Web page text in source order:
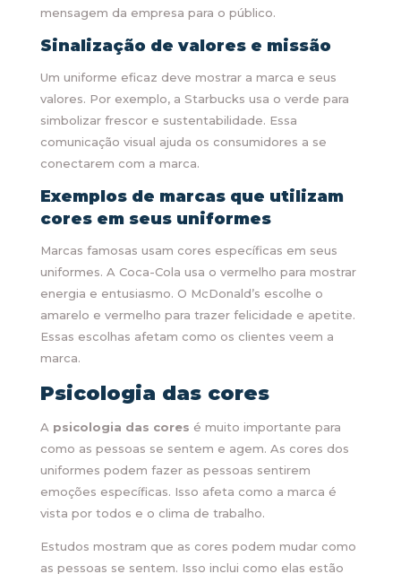
mensagem da empresa para o público.
Sinalização de valores e missão
Um uniforme eficaz deve mostrar a marca e seus
valores. Por exemplo, a Starbucks usa o verde para
simbolizar frescor e sustentabilidade. Essa
comunicação visual ajuda os consumidores a se
conectarem com a marca.
Exemplos de marcas que utilizam
cores em seus uniformes
Marcas famosas usam cores específicas em seus
uniformes. A Coca-Cola usa o vermelho para mostrar
energia e entusiasmo. O McDonald’s escolhe o
amarelo e vermelho para trazer felicidade e apetite.
Essas escolhas afetam como os clientes veem a
marca.
Psicologia das cores
A psicologia das cores é muito importante para
como as pessoas se sentem e agem. As cores dos
uniformes podem fazer as pessoas sentirem
emoções específicas. Isso afeta como a marca é
vista por todos e o clima de trabalho.
Estudos mostram que as cores podem mudar como
as pessoas se sentem. Isso inclui como elas estão